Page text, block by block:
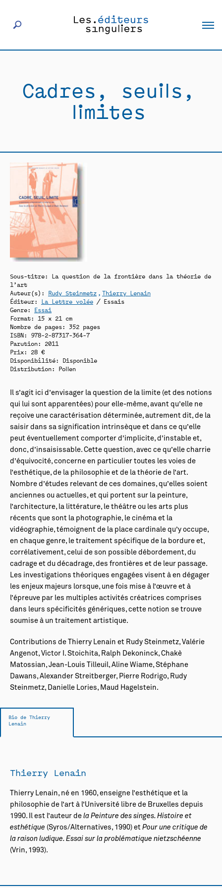
Éditeurs
Actualités
Rencontres
Cadres, seuils,
limites
Sous-titre: La question de la frontière dans la théorie de
l’art
Auteur(s): Rudy Steinmetz
Thierry Lenain
Éditeur: La Lettre volée / Essais
Genre: Essai
Format: 15 x 21 cm
Nombre de pages: 352 pages
ISBN: 978-2-87317-364-7
Parution: 2011
Prix: 28 €
Disponibilité:
Disponible
Distribution: Pollen
Il s’agit ici d’envisager la question de la limite (et des notions
qui lui sont apparentées) pour elle-même, avant qu’elle ne
reçoive une caractérisation déterminée, autrement dit, de la
saisir dans sa signification intrinsèque et dans ce qu’elle
peut éventuellement comporter d’implicite, d’instable et,
donc, d’insaisissable. Cette question, avec ce qu’elle charrie
d’équivocité, concerne en particulier toutes les voies de
l’esthétique, de la philosophie et de la théorie de l’art.
Nombre d’études relevant de ces domaines, qu’elles soient
anciennes ou actuelles, et qui portent sur la peinture,
l’architecture, la littérature, le théâtre ou les arts plus
récents que sont la photographie, le cinéma et la
vidéographie, témoignent de la place cardinale qu’y occupe,
en chaque genre, le traitement spécifique de la bordure et,
corrélativement, celui de son possible débordement, du
cadrage et du décadrage, des frontières et de leur passage.
Les investigations théoriques engagées visent à en dégager
les enjeux majeurs lorsque, une fois mise à l’œuvre et à
l’épreuve par les multiples activités créatrices comprises
dans leurs spécificités génériques, cette notion se trouve
soumise à un traitement artistique.
Contributions de Thierry Lenain et Rudy Steinmetz, Valérie
Angenot, Victor I. Stoichita, Ralph Dekoninck, Chakè
Matossian, Jean-Louis Tilleuil, Aline Wiame, Stéphane
Dawans, Alexander Streitberger, Pierre Rodrigo, Rudy
Steinmetz, Danielle Lories, Maud Hagelstein.
Bio de Thierry
Lenain
Thierry Lenain
Thierry Lenain, né en 1960, enseigne l’esthétique et la
philosophie de l’art à l’Université libre de Bruxelles depuis
1990. Il est l’auteur de la Peinture des singes. Histoire et
esthétique (Syros/Alternatives, 1990) et Pour une critique de
la raison ludique. Essai sur la problématique nietzschéenne
(Vrin, 1993).